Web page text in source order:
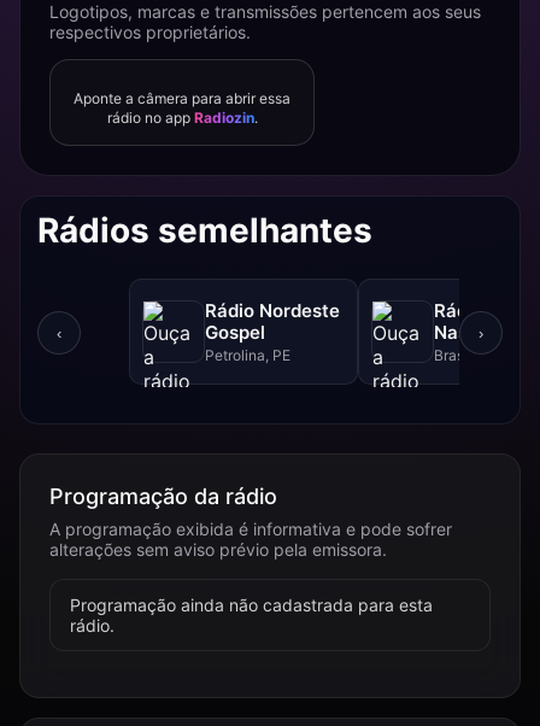
Logotipos, marcas e transmissões pertencem aos seus
respectivos proprietários.
Aponte a câmera para abrir essa
rádio no app Radiozin.
Rádios semelhantes
‹
Rádio Nordeste
Gospel
Petrolina, PE
Rádio Sol
Nascente
Brasília, DF
›
Programação da rádio
A programação exibida é informativa e pode sofrer
alterações sem aviso prévio pela emissora.
Programação ainda não cadastrada para esta
rádio.